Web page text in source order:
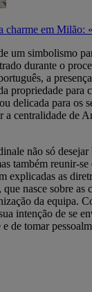
charme em Milão:
um simbolismo
durante o
a
propriedade
delicada para os
a centralidade de
não só
também reunir-se
explicadas as
nasce sobre as
da equipa.
intenção de se
de tomar